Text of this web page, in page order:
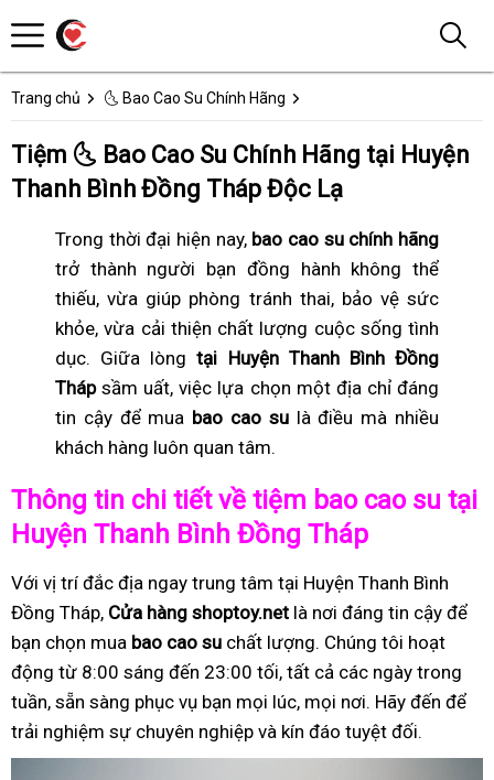
Trang chủ 🌜 Bao Cao Su Chính Hãng
Tiệm 🌜 Bao Cao Su Chính Hãng tại Huyện
Thanh Bình Đồng Tháp Độc Lạ
Trong thời đại hiện nay, bao cao su chính hãng
trở thành người bạn đồng hành không thể
thiếu, vừa giúp phòng tránh thai, bảo vệ sức
khỏe, vừa cải thiện chất lượng cuộc sống tình
dục. Giữa lòngtại Huyện Thanh Bình Đồng
Thápsầm uất, việc lựa chọn một địa chỉ đáng
tin cậy để mua bao cao sulà điều mà nhiều
khách hàng luôn quan tâm.
Thông tin chi tiết về tiệm bao cao su tại
Huyện Thanh Bình Đồng Tháp
Với vị trí đắc địa ngay trung tâm tại Huyện Thanh Bình
Đồng Tháp, Cửa hàng shoptoy.net là nơi đáng tin cậy để
bạn chọn mua bao cao su chất lượng. Chúng tôi hoạt
động từ 8:00 sáng đến 23:00 tối, tất cả các ngày trong
tuần, sẵn sàng phục vụ bạn mọi lúc, mọi nơi. Hãy đến để
trải nghiệm sự chuyên nghiệp và kín đáo tuyệt đối.